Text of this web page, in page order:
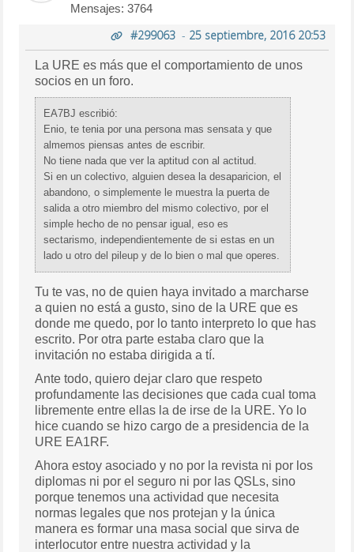
Mensajes: 3764
#299063- 25 septiembre, 2016 20:53
La URE es más que el comportamiento de unos
socios en un foro.
EA7BJ escribió:
Enio, te tenia por una persona mas sensata y que
almemos piensas antes de escribir.
No tiene nada que ver la aptitud con al actitud.
Si en un colectivo, alguien desea la desaparicion, el
abandono, o simplemente le muestra la puerta de
salida a otro miembro del mismo colectivo, por el
simple hecho de no pensar igual, eso es
sectarismo, independientemente de si estas en un
lado u otro del pileup y de lo bien o mal que operes.
Tu te vas, no de quien haya invitado a marcharse
a quien no está a gusto, sino de la URE que es
donde me quedo, por lo tanto interpreto lo que has
escrito. Por otra parte estaba claro que la
invitación no estaba dirigida a tí.
Ante todo, quiero dejar claro que respeto
profundamente las decisiones que cada cual toma
libremente entre ellas la de irse de la URE. Yo lo
hice cuando se hizo cargo de a presidencia de la
URE EA1RF.
Ahora estoy asociado y no por la revista ni por los
diplomas ni por el seguro ni por las QSLs, sino
porque tenemos una actividad que necesita
normas legales que nos protejan y la única
manera es formar una masa social que sirva de
interlocutor entre nuestra actividad y la